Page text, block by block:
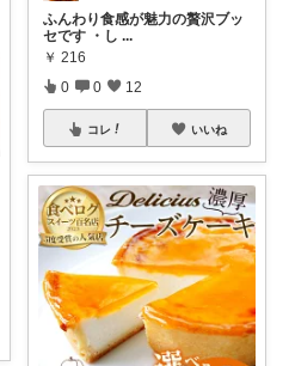
ふんわり食感が魅力の贅沢ブッ
セです ・し ...
￥ 216
0 0 12
コレ いいね